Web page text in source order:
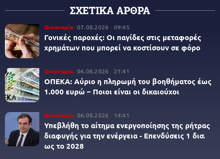
ΣΧΕΤΙΚΑ ΑΡΘΡΑ
Οικονομία 07.08.2026 09:45
Γονικές παροχές: Οι παγίδες στις μεταφορές
χρημάτων που μπορεί να κοστίσουν σε φόρο
Οικονομία 06.08.2026 21:41
ΟΠΕΚΑ: Αύριο η πληρωμή του βοηθήματος έως
1.000 ευρώ – Ποιοι είναι οι δικαιούχοι
Οικονομία 06.08.2026 14:41
Υπεβλήθη το αίτημα ενεργοποίησης της ρήτρας
διαφυγής για την ενέργεια - Επενδύσεις 1 δισ.
ως το 2028